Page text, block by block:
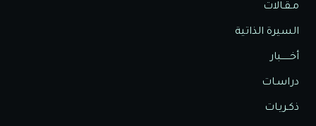
مـقـالات
السيرة الذاتية
أخــــــبار
دراسـات
ذكـريـات